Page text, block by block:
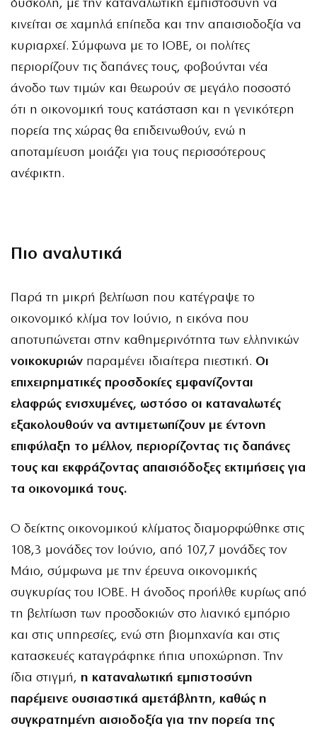
δύσκολη, με την καταναλωτική εμπιστοσύνη να
κινείται σε χαμηλά επίπεδα και την απαισιοδοξία να
κυριαρχεί. Σύμφωνα με το ΙΟΒΕ, οι πολίτες
περιορίζουν τις δαπάνες τους, φοβούνται νέα
άνοδο των τιμών και θεωρούν σε μεγάλο ποσοστό
ότι η οικονομική τους κατάσταση και η γενικότερη
πορεία της χώρας θα επιδεινωθούν, ενώ η
αποταμίευση μοιάζει για τους περισσότερους
ανέφικτη.
Πιο αναλυτικά
Παρά τη μικρή βελτίωση που κατέγραψε το
οικονομικό κλίμα τον Ιούνιο, η εικόνα που
αποτυπώνεται στην καθημερινότητα των ελληνικών
νοικοκυριών παραμένει ιδιαίτερα πιεστική. Οι
επιχειρηματικές προσδοκίες εμφανίζονται
ελαφρώς ενισχυμένες, ωστόσο οι καταναλωτές
εξακολουθούν να αντιμετωπίζουν με έντονη
επιφύλαξη το μέλλον, περιορίζοντας τις δαπάνες
τους και εκφράζοντας απαισιόδοξες εκτιμήσεις για
τα οικονομικά τους.
Ο δείκτης οικονομικού κλίματος διαμορφώθηκε στις
108,3 μονάδες τον Ιούνιο, από 107,7 μονάδες τον
Μάιο, σύμφωνα με την έρευνα οικονομικής
συγκυρίας του ΙΟΒΕ. Η άνοδος προήλθε κυρίως από
τη βελτίωση των προσδοκιών στο λιανικό εμπόριο
και στις υπηρεσίες, ενώ στη βιομηχανία και στις
κατασκευές καταγράφηκε ήπια υποχώρηση. Την
ίδια στιγμή, η καταναλωτική εμπιστοσύνη
παρέμεινε ουσιαστικά αμετάβλητη, καθώς η
συγκρατημένη αισιοδοξία για την πορεία της